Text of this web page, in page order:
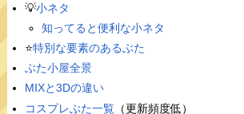
💡小ネタ
知ってると便利な小ネタ
⭐️特別な要素のあるぶた
ぶた小屋全景
MIXと3Dの違い
コスプレぶた一覧（更新頻度低）